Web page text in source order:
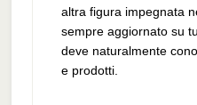
altra figura impegnata
sempre aggiornato su
deve naturalmente
e prodotti.